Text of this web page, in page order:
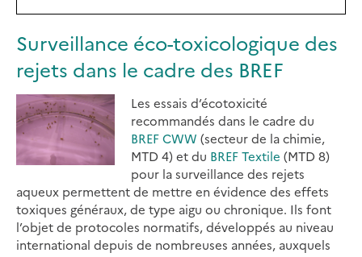
Surveillance éco-toxicologique des
rejets dans le cadre des BREF
Les essais d’écotoxicité
recommandés dans le cadre du
BREF CWW (secteur de la chimie,
MTD 4) et du BREF Textile (MTD 8)
pour la surveillance des rejets
aqueux permettent de mettre en évidence des effets
toxiques généraux, de type aigu ou chronique. Ils font
l’objet de protocoles normatifs, développés au niveau
international depuis de nombreuses années, auxquels